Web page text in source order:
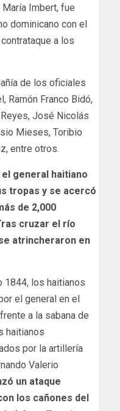
Imbert, fue
dominicano con el
a los
de los oficiales
Ramón Franco Bidó,
José Nicolás
Mieses, Toribio
entre otros.
el general haitiano
tropas y se acercó
de 2,000
cruzar el río
atrincheraron en
1844, los haitianos
el general en el
a la sabana de
haitianos
por la artillería
Valerio
un ataque
los cañones del